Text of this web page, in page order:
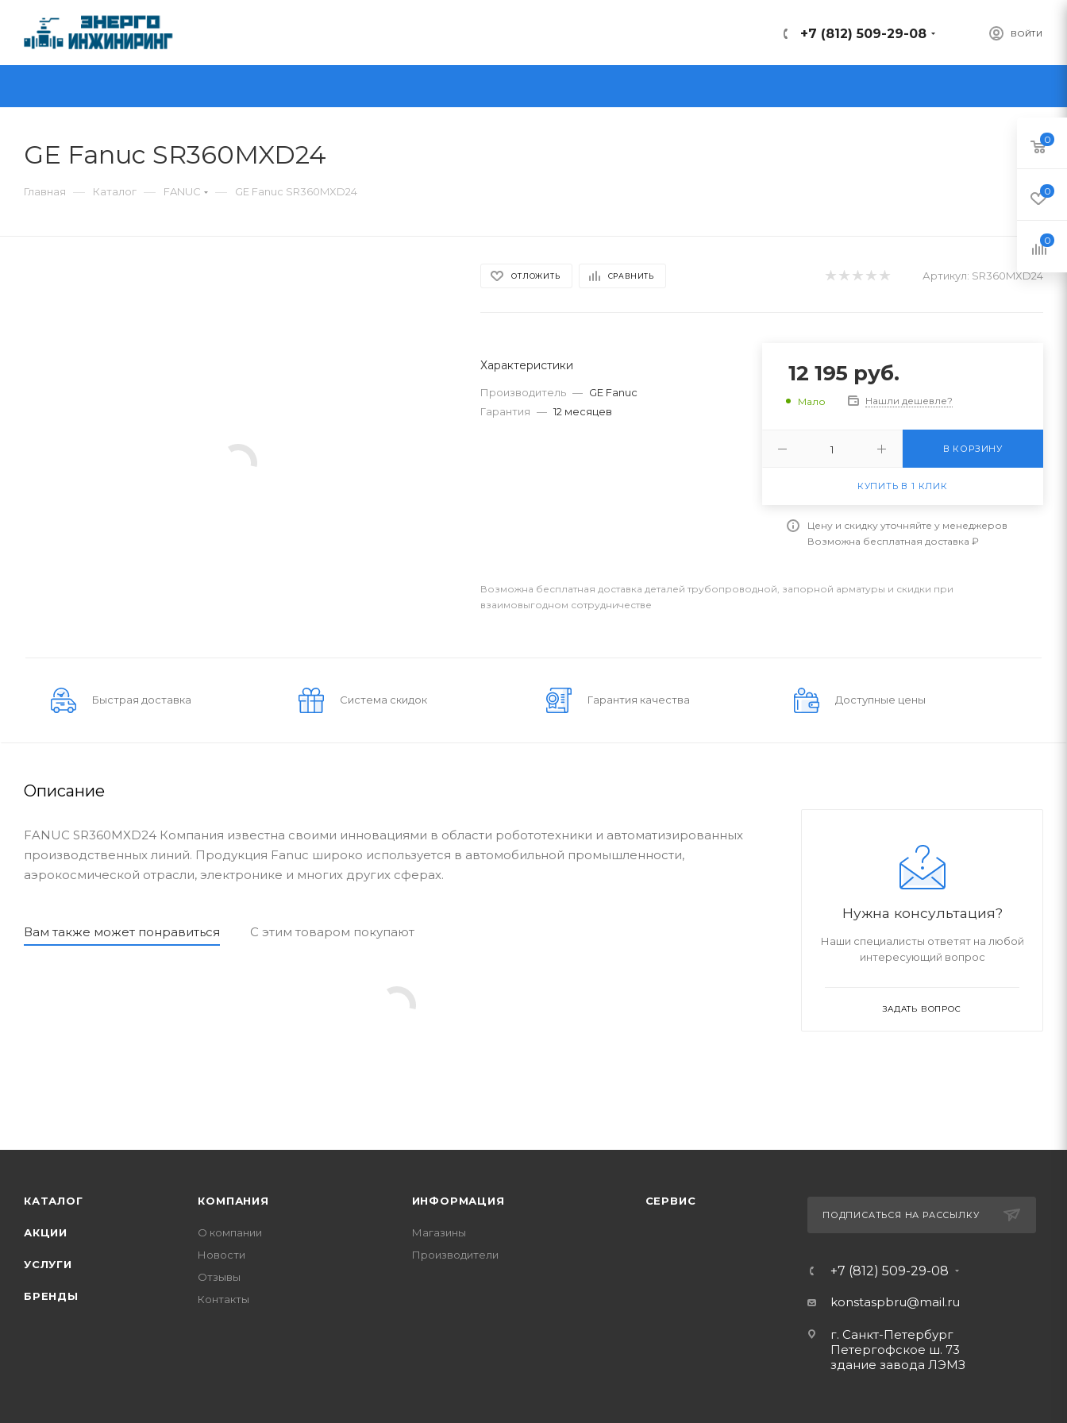
ВОЙТИ
+7 (812) 509-29-08
GE Fanuc SR360MXD24
Главная — Каталог — FANUC — GE Fanuc SR360MXD24
ОТЛОЖИТЬ СРАВНИТЬ Артикул: SR360MXD24
Характеристики
Производитель — GE Fanuc
Гарантия — 12 месяцев
12 195 руб.
Мало Нашли дешевле?
В КОРЗИНУ
КУПИТЬ В 1 КЛИК
Цену и скидку уточняйте у менеджеров
Возможна бесплатная доставка ₽
Возможна бесплатная доставка деталей трубопроводной, запорной арматуры и скидки при
взаимовыгодном сотрудничестве
Быстрая доставка Система скидок Гарантия качества Доступные цены
Описание
FANUC SR360MXD24 Компания известна своими инновациями в области робототехники и автоматизированных
производственных линий. Продукция Fanuc широко используется в автомобильной промышленности,
аэрокосмической отрасли, электронике и многих других сферах.
Вам также может понравиться С этим товаром покупают
Нужна консультация?
Наши специалисты ответят на любой
интересующий вопрос
ЗАДАТЬ ВОПРОС
КАТАЛОГ
АКЦИИ
УСЛУГИ
БРЕНДЫ
КОМПАНИЯ
О компании
Новости
Отзывы
Контакты
ИНФОРМАЦИЯ
Магазины
Производители
СЕРВИС
ПОДПИСАТЬСЯ НА РАССЫЛКУ
+7 (812) 509-29-08
konstaspbru@mail.ru
г. Санкт-Петербург
Петергофское ш. 73
здание завода ЛЭМЗ
0
0
0